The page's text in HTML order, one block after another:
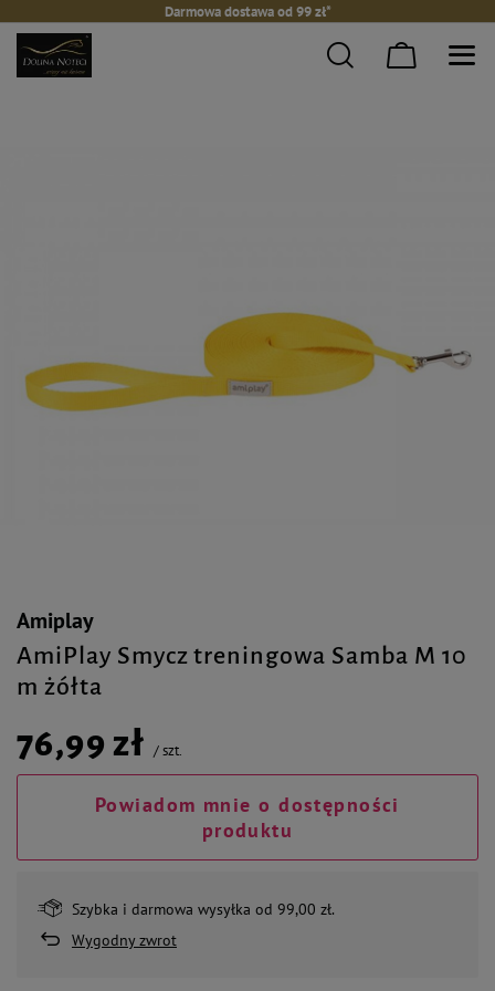
Darmowa dostawa od 99 zł*
Amiplay
AmiPlay Smycz treningowa Samba M 10
m żółta
76,99 zł /szt.
Powiadom mnie o dostępności
produktu
Szybka i darmowa wysyłka od 99,00 zł.
Wygodny zwrot